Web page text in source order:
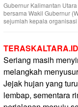
Gubernur Kalimantan
bersama Wakil Gubernur
sejumlah kepala
Seriang masih
melangkah
Jejak hujan yang
lembap, sementara